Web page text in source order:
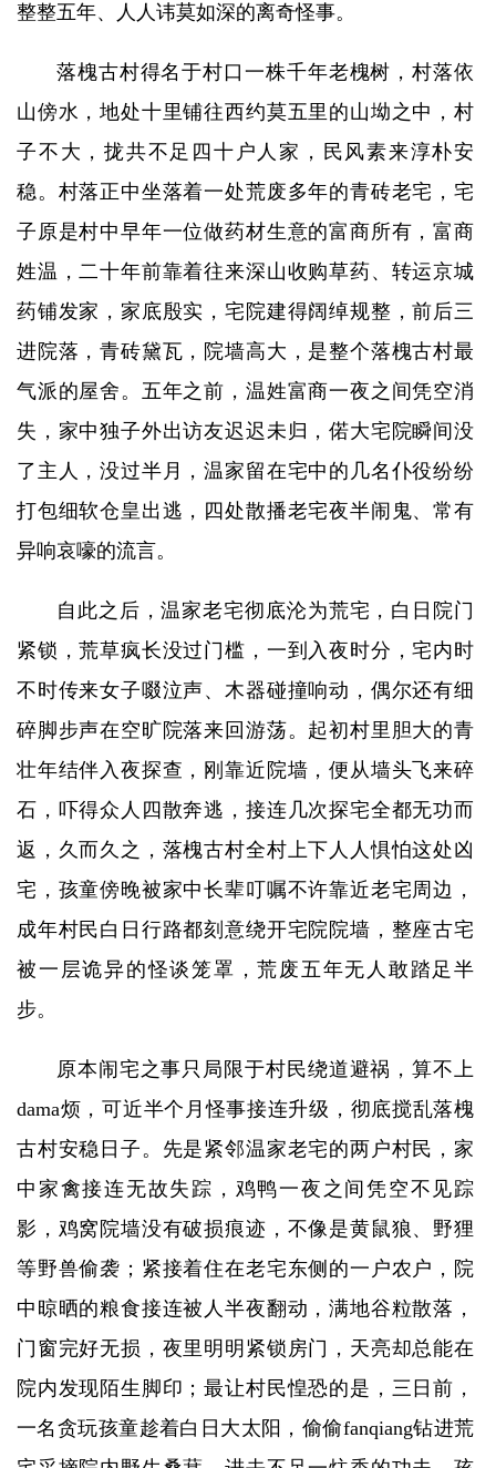
整整五年、人人讳莫如深的离奇怪事。
落槐古村得名于村口一株千年老槐树，村落依
山傍水，地处十里铺往西约莫五里的山坳之中，村
子不大，拢共不足四十户人家，民风素来淳朴安
稳。村落正中坐落着一处荒废多年的青砖老宅，宅
子原是村中早年一位做药材生意的富商所有，富商
姓温，二十年前靠着往来深山收购草药、转运京城
药铺发家，家底殷实，宅院建得阔绰规整，前后三
进院落，青砖黛瓦，院墙高大，是整个落槐古村最
气派的屋舍。五年之前，温姓富商一夜之间凭空消
失，家中独子外出访友迟迟未归，偌大宅院瞬间没
了主人，没过半月，温家留在宅中的几名仆役纷纷
打包细软仓皇出逃，四处散播老宅夜半闹鬼、常有
异响哀嚎的流言。
自此之后，温家老宅彻底沦为荒宅，白日院门
紧锁，荒草疯长没过门槛，一到入夜时分，宅内时
不时传来女子啜泣声、木器碰撞响动，偶尔还有细
碎脚步声在空旷院落来回游荡。起初村里胆大的青
壮年结伴入夜探查，刚靠近院墙，便从墙头飞来碎
石，吓得众人四散奔逃，接连几次探宅全都无功而
返，久而久之，落槐古村全村上下人人惧怕这处凶
宅，孩童傍晚被家中长辈叮嘱不许靠近老宅周边，
成年村民白日行路都刻意绕开宅院院墙，整座古宅
被一层诡异的怪谈笼罩，荒废五年无人敢踏足半
步。
原本闹宅之事只局限于村民绕道避祸，算不上
dama烦，可近半个月怪事接连升级，彻底搅乱落槐
古村安稳日子。先是紧邻温家老宅的两户村民，家
中家禽接连无故失踪，鸡鸭一夜之间凭空不见踪
影，鸡窝院墙没有破损痕迹，不像是黄鼠狼、野狸
等野兽偷袭；紧接着住在老宅东侧的一户农户，院
中晾晒的粮食接连被人半夜翻动，满地谷粒散落，
门窗完好无损，夜里明明紧锁房门，天亮却总能在
院内发现陌生脚印；最让村民惶恐的是，三日前，
一名贪玩孩童趁着白日大太阳，偷偷fanqiang钻进荒